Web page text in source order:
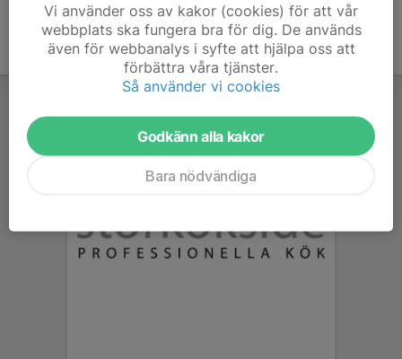
Vi använder oss av kakor (cookies) för att vår
webbplats ska fungera bra för dig. De används
även för webbanalys i syfte att hjälpa oss att
förbättra våra tjänster.
Så använder vi cookies
Godkänn alla kakor
Bara nödvändiga